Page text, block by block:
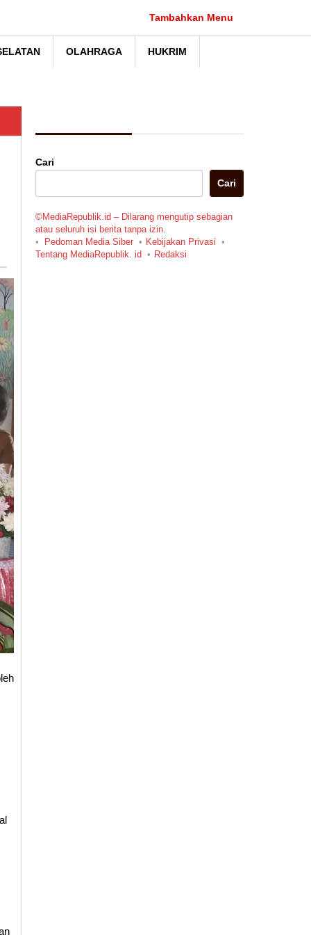
Tambahkan Menu
OLAHRAGA HUKRIM
Cari
Cari
©MediaRepublik.id – Dilarang mengutip sebagian
atau seluruh isi berita tanpa izin.
Pedoman Media Siber
Kebijakan Privasi
Tentang MediaRepublik. id
Redaksi